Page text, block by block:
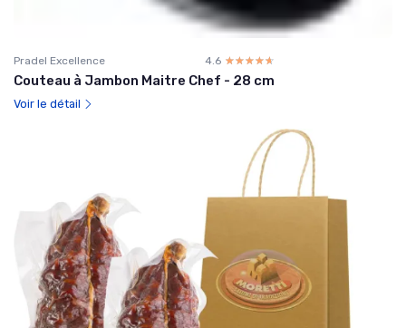
Pradel Excellence 4.6 ☆☆☆☆☆
★★★★★
Couteau à Jambon Maitre Chef - 28 cm
Voir le détail